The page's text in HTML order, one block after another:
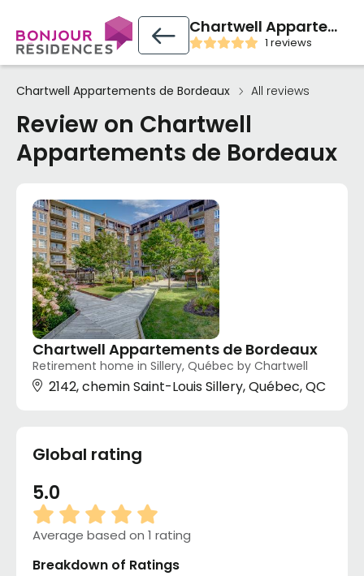
Chartwell Appartements de Bordeaux
1 reviews
Chartwell Appartements de Bordeaux All reviews
Review on Chartwell
Appartements de Bordeaux
Chartwell Appartements de Bordeaux
Retirement home in Sillery, Québec by Chartwell
2142, chemin Saint-Louis Sillery, Québec, QC
Global rating
5.0
Average based on 1 rating
Breakdown of Ratings